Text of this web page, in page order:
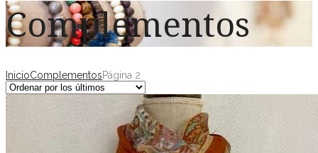
Complementos
InicioComplementosPágina 2